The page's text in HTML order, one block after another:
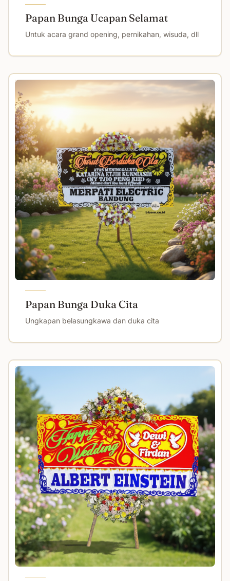
Papan Bunga Ucapan Selamat
Untuk acara grand opening, pernikahan, wisuda, dll
Papan Bunga Duka Cita
Ungkapan belasungkawa dan duka cita